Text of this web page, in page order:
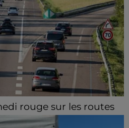
rouge sur les routes
les plus chargés de l'été,